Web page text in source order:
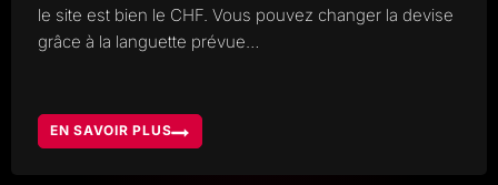
le site est bien le CHF. Vous pouvez changer la devise
grâce à la languette prévue…
EN SAVOIR PLUS
DEVISES
ET